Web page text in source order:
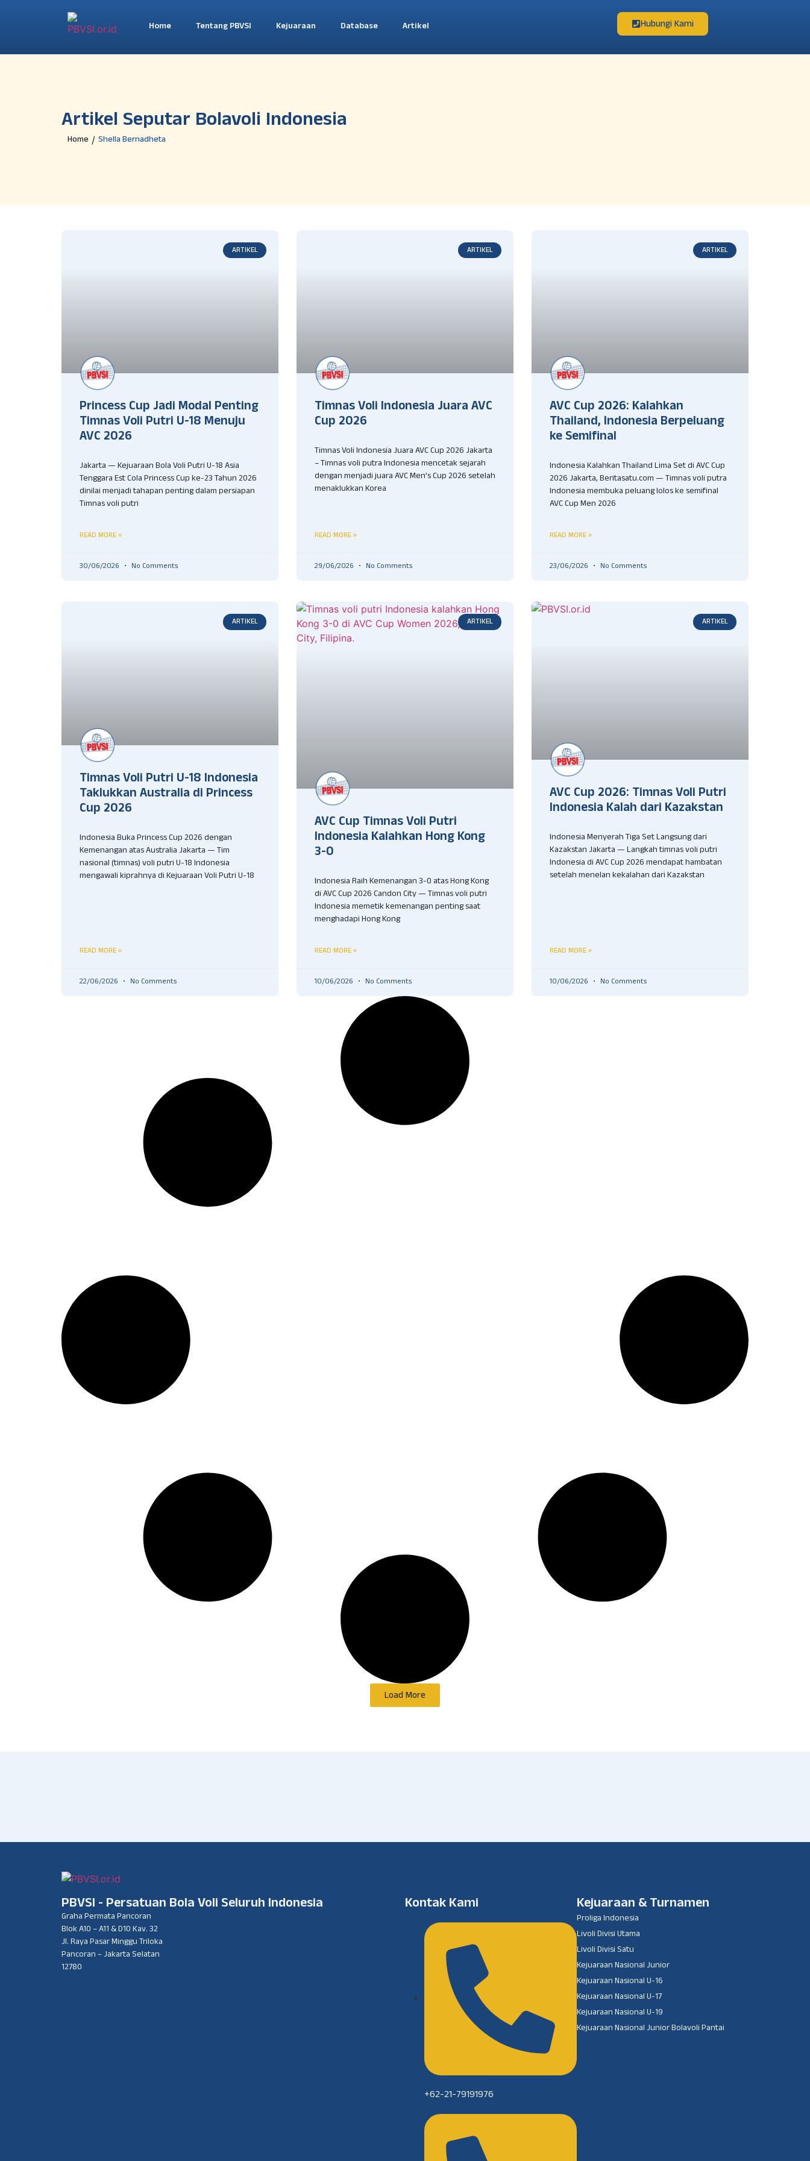
Home Tentang PBVSI Kejuaraan Database Artikel Hubungi Kami
Artikel Seputar Bolavoli Indonesia
Home / Shella Bernadheta
ARTIKEL
Princess Cup Jadi Modal Penting
Timnas Voli Putri U-18 Menuju
AVC 2026
Jakarta — Kejuaraan Bola Voli Putri U-18 Asia
Tenggara Est Cola Princess Cup ke-23 Tahun 2026
dinilai menjadi tahapan penting dalam persiapan
Timnas voli putri
READ MORE »
30/06/2026 No Comments
ARTIKEL
Timnas Voli Indonesia Juara AVC
Cup 2026
Timnas Voli Indonesia Juara AVC Cup 2026 Jakarta
– Timnas voli putra Indonesia mencetak sejarah
dengan menjadi juara AVC Men’s Cup 2026 setelah
menaklukkan Korea
READ MORE »
29/06/2026 No Comments
ARTIKEL
AVC Cup 2026: Kalahkan
Thailand, Indonesia Berpeluang
ke Semifinal
Indonesia Kalahkan Thailand Lima Set di AVC Cup
2026 Jakarta, Beritasatu.com — Timnas voli putra
Indonesia membuka peluang lolos ke semifinal
AVC Cup Men 2026
READ MORE »
23/06/2026 No Comments
ARTIKEL
Timnas Voli Putri U-18 Indonesia
Taklukkan Australia di Princess
Cup 2026
Indonesia Buka Princess Cup 2026 dengan
Kemenangan atas Australia Jakarta — Tim
nasional (timnas) voli putri U-18 Indonesia
mengawali kiprahnya di Kejuaraan Voli Putri U-18
READ MORE »
22/06/2026 No Comments
ARTIKEL
AVC Cup Timnas Voli Putri
Indonesia Kalahkan Hong Kong
3-0
Indonesia Raih Kemenangan 3-0 atas Hong Kong
di AVC Cup 2026 Candon City — Timnas voli putri
Indonesia memetik kemenangan penting saat
menghadapi Hong Kong
READ MORE »
10/06/2026 No Comments
ARTIKEL
AVC Cup 2026: Timnas Voli Putri
Indonesia Kalah dari Kazakstan
Indonesia Menyerah Tiga Set Langsung dari
Kazakstan Jakarta — Langkah timnas voli putri
Indonesia di AVC Cup 2026 mendapat hambatan
setelah menelan kekalahan dari Kazakstan
READ MORE »
10/06/2026 No Comments
Load More
PBVSI - Persatuan Bola Voli Seluruh Indonesia
Graha Permata Pancoran
Blok A10 – A11 & D10 Kav. 32
Jl. Raya Pasar Minggu Triloka
Pancoran – Jakarta Selatan
12780
Kontak Kami
+62-21-79191976
Kejuaraan & Turnamen
Proliga Indonesia
Livoli Divisi Utama
Livoli Divisi Satu
Kejuaraan Nasional Junior
Kejuaraan Nasional U-16
Kejuaraan Nasional U-17
Kejuaraan Nasional U-19
Kejuaraan Nasional Junior Bolavoli Pantai